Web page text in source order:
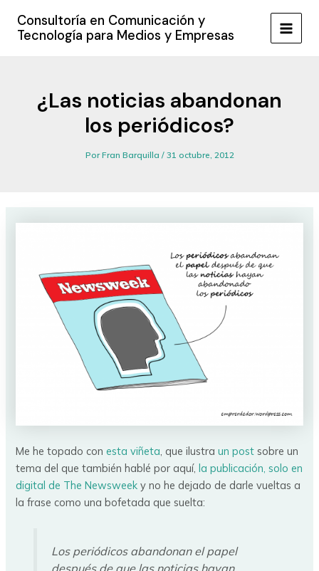
contenido
Consultoría en Comunicación y
Tecnología para Medios y Empresas
MAIN
¿Las noticias abandonan
los periódicos?
PorFran Barquilla / 31 octubre, 2012
Me he topado conesta viñeta , que ilustraun post sobre un
tema del que también hablé por aquí,la publicación, solo en
digital de The Newsweek y no he dejado de darle vueltas a
la frase como una bofetada que suelta:
Los periódicos abandonan el papel
después de que las noticias hayan